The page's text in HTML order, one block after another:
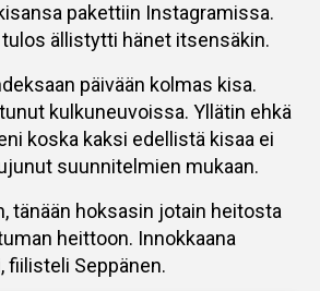
pakettiin Instagramissa.
ällistytti hänet itsensäkin.
päivään kolmas kisa.
kulkuneuvoissa. Yllätin ehkä
koska kaksi edellistä kisaa ei
suunnitelmien mukaan.
tänään hoksasin jotain heitosta
heittoon. Innokkaana
fiilisteli Seppänen.